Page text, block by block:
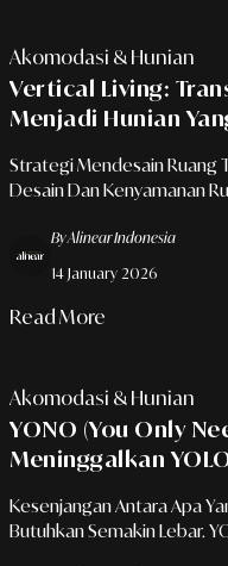
Akomodasi & Hunian
Vertical Living:
Menjadi Hunian
Strategi Mendesain Ruang
Desain Dan Kenyamanan
By Alinear Indonesia
14 January 2026
Read More
Akomodasi & Hunian
YONO (You Only
Meninggalkan
Kesenjangan Antara Apa
Butuhkan Semakin Lebar.